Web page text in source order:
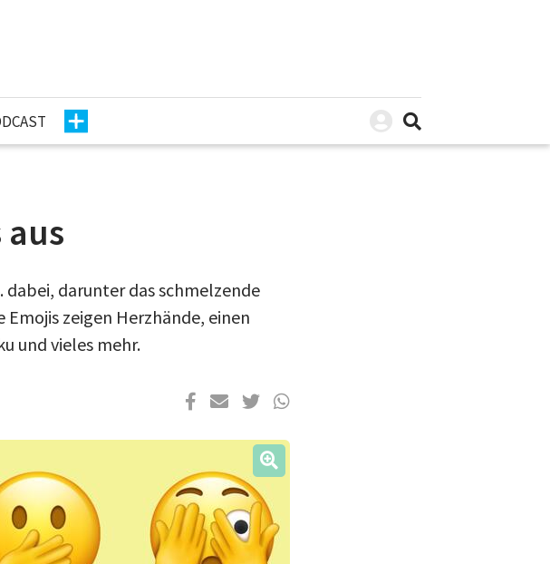
aus
dabei, darunter das schmelzende
zeigen Herzhände, einen
und vieles mehr.